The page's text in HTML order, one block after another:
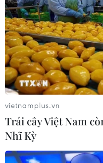
lục mới phiên 7/9
08/09/2021 01:50
Tính từ đầu năm đến nay,
500 tiến 20,3% và
đầu tư vẫn đang chờ đợi
chỉnh lớn trong 9.
vietnamplus.vn
Trái cây Việt Nam
Nhĩ Kỳ